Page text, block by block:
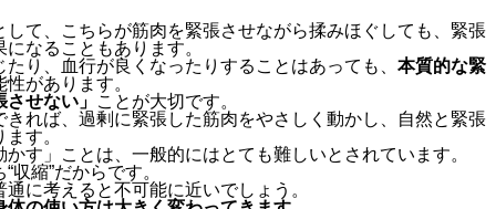
て、こちらが筋肉を緊張させながら揉みほぐしても、緊張
なることもあります。
り、血行が良くなったりすることはあっても、 本質的な緊
があります。
させない」 ことが大切です。
れば、過剰に緊張した筋肉をやさしく動かし、自然と緊張
す。
す」ことは、一般的にはとても難しいとされています。
縮”だからです。
に考えると不可能に近いでしょう。